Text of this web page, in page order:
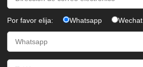
Por favor elija: Whatsapp Wechat